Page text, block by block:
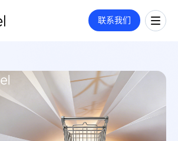
联系我们